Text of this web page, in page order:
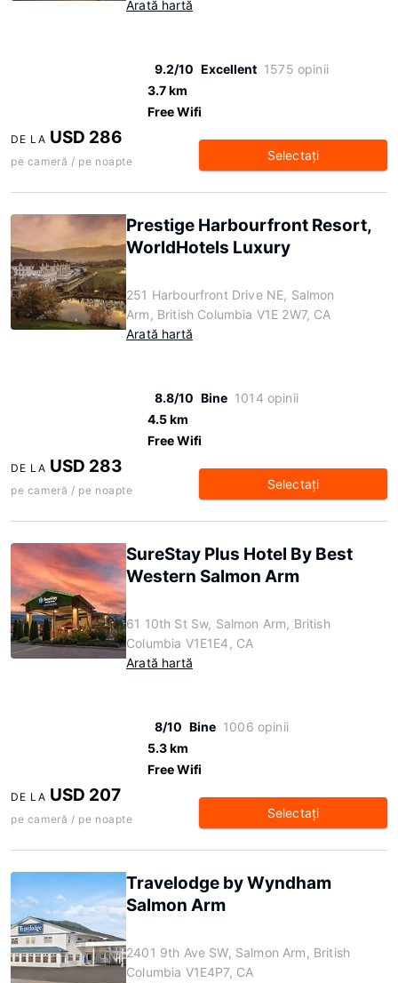
Arată hartă
9.2/10 Excellent 1575 opinii
3.7 km
Free Wifi
DE LA USD 286
pe cameră / pe noapte Selectaţi
Prestige Harbourfront Resort,
WorldHotels Luxury
251 Harbourfront Drive NE, Salmon
Arm, British Columbia V1E 2W7, CA
Arată hartă
8.8/10 Bine 1014 opinii
4.5 km
Free Wifi
DE LA USD 283
pe cameră / pe noapte Selectaţi
SureStay Plus Hotel By Best
Western Salmon Arm
61 10th St Sw, Salmon Arm, British
Columbia V1E1E4, CA
Arată hartă
8/10 Bine 1006 opinii
5.3 km
Free Wifi
DE LA USD 207
pe cameră / pe noapte Selectaţi
Travelodge by Wyndham
Salmon Arm
2401 9th Ave SW, Salmon Arm, British
Columbia V1E4P7, CA